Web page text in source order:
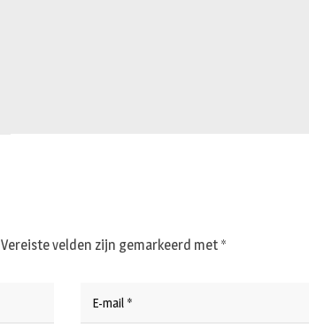
Vereiste velden zijn gemarkeerd met *